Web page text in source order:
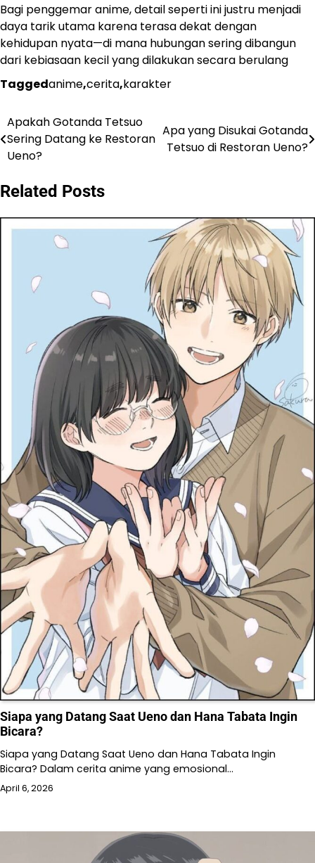
Bagi penggemar anime, detail seperti ini justru menjadi
daya tarik utama karena terasa dekat dengan
kehidupan nyata—di mana hubungan sering dibangun
dari kebiasaan kecil yang dilakukan secara berulang
Taggedanime,cerita,karakter
Navigasi
pos
Apakah Gotanda Tetsuo
Sering Datang ke Restoran
Ueno?
Apa yang Disukai Gotanda
Tetsuo di Restoran Ueno?
Related Posts
Siapa yang Datang Saat Ueno dan Hana Tabata Ingin
Bicara?
Siapa yang Datang Saat Ueno dan Hana Tabata Ingin
Bicara? Dalam cerita anime yang emosional…
April 6, 2026